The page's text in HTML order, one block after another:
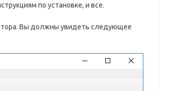
по установке, и все.
Вы должны увидеть следующее